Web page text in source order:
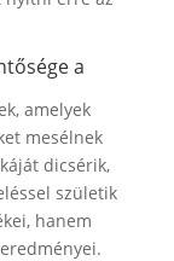
a
amelyek
mesélnek
dicsérik,
születik
hanem